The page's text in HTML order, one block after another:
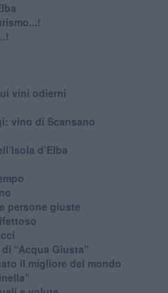
vini odierni
vino di Scansano
d’Elba
persone giuste
“Acqua Giusta”
il migliore del mondo